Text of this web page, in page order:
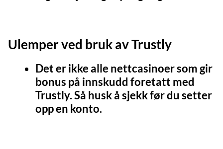
Ulemper ved bruk av Trustly
Det er ikke alle nettcasinoer som gir
bonus på innskudd foretatt med
Trustly. Så husk å sjekk før du setter
opp en konto.